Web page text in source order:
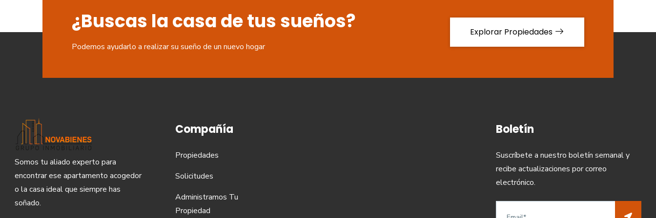
¿Buscas la casa de tus sueños?
Podemos ayudarlo a realizar su sueño de un nuevo hogar
Explorar Propiedades
Somos tu aliado experto para
encontrar ese apartamento acogedor
o la casa ideal que siempre has
soñado.
Compañía
Propiedades
Solicitudes
Administramos Tu
Propiedad
Boletín
Suscríbete a nuestro boletín semanal y
recibe actualizaciones por correo
electrónico.